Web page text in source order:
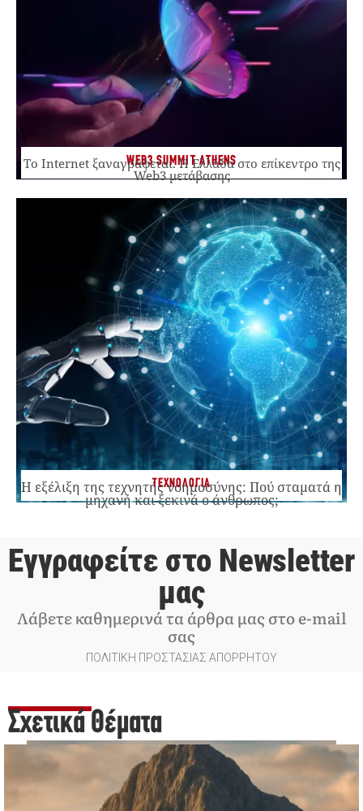
WEB3 SUMMIT ATHENS
Το Internet ξαναγράφεται. Η Ελλάδα στο επίκεντρο της
Web3 μετάβασης
ΤΕΧΝΟΛΟΓΙΑ
Η εξέλιξη της τεχνητής νοημοσύνης: Πού σταματά η
μηχανή και ξεκινά ο άνθρωπος;
Εγγραφείτε στο Newsletter
μας
Λάβετε καθημερινά τα άρθρα μας στο e-mail
σας
ΠΟΛΙΤΙΚΗ ΠΡΟΣΤΑΣΙΑΣ ΑΠΟΡΡΗΤΟΥ
Σχετικά Θέματα